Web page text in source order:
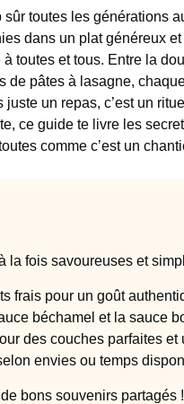
toutes les générations
dans un plat généreux
toutes et tous. Entre la
de pâtes à lasagne,
un repas, c’est un
ce guide te livre les
comme c’est un
la fois savoureuses et
frais pour un goût
béchamel et la sauce
des couches parfaites et
envies ou temps
bons souvenirs partagés !